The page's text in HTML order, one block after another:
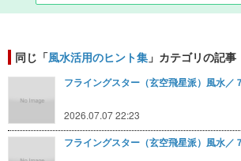
同じ「風水活用のヒント集 」カテゴリの記事
フライングスター（玄空飛星派）風水／
2026.07.07 22:23
フライングスター（玄空飛星派）風水／